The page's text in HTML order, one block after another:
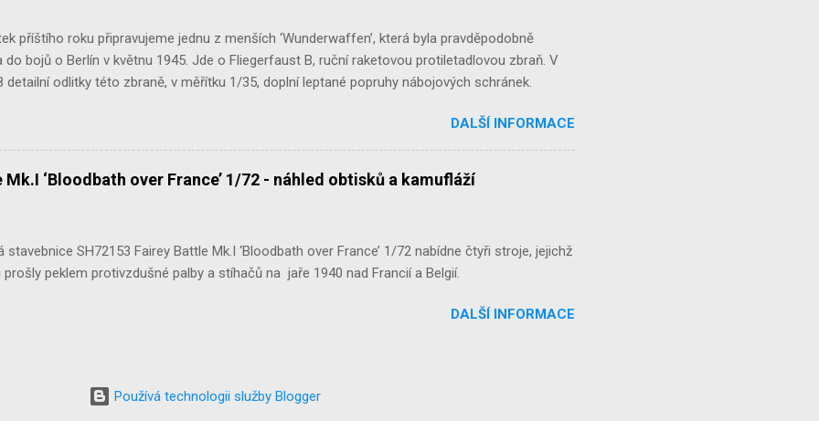
příštího roku připravujeme jednu z menších ‘Wunderwaffen’, která byla pravděpodobně
do bojů o Berlín v květnu 1945. Jde o Fliegerfaust B, ruční raketovou protiletadlovou zbraň. V
detailní odlitky této zbraně, v měřítku 1/35, doplní leptané popruhy nábojových schránek.
DALŠÍ INFORMACE
‘Bloodbath over France’ 1/72 - náhled obtisků a kamufláží
SH72153 Fairey Battle Mk.I ‘Bloodbath over France’ 1/72 nabídne čtyři stroje, jejichž
peklem protivzdušné palby a stíhačů na jaře 1940 nad Francií a Belgií.
DALŠÍ INFORMACE
Používá technologii služby Blogger